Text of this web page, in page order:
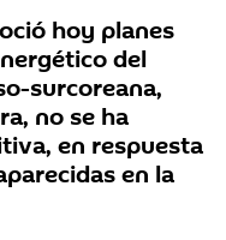
hoy planes
del
surcoreana,
no se ha
en respuesta
en la